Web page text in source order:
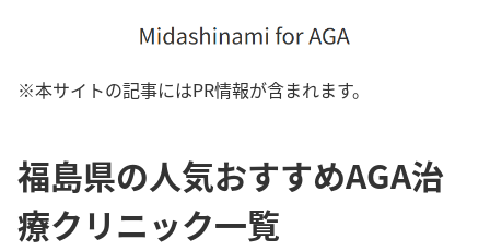
※本サイトの記事にはPR情報が含まれます。
福島県の人気おすすめAGA治
療クリニック一覧